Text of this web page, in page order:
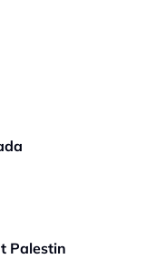
Palestin